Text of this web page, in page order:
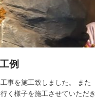
例
事を施工致しました。 また
く様子を施工させていただき